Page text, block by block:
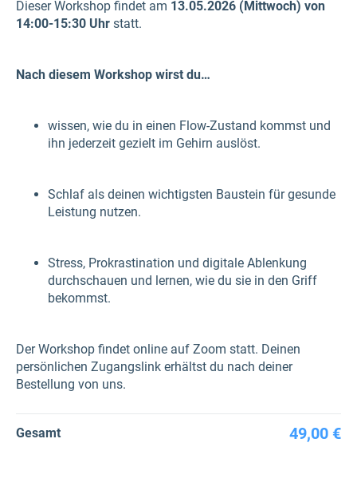
Dieser Workshop findet am 13.05.2026 (Mittwoch) von
14:00-15:30 Uhr statt.
Nach diesem Workshop wirst du…
wissen, wie du in einen Flow-Zustand kommst und
ihn jederzeit gezielt im Gehirn auslöst.
Schlaf als deinen wichtigsten Baustein für gesunde
Leistung nutzen.
Stress, Prokrastination und digitale Ablenkung
durchschauen und lernen, wie du sie in den Griff
bekommst.
Der Workshop findet online auf Zoom statt. Deinen
persönlichen Zugangslink erhältst du nach deiner
Bestellung von uns.
Gesamt 49,00 €